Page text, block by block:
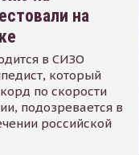
на
в СИЗО
который
по скорости
подозревается в
российской